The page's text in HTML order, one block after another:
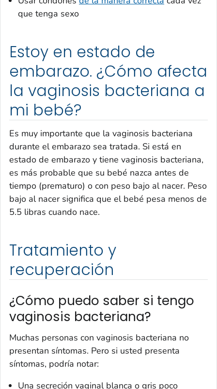
que tenga sexo
Estoy en estado de
embarazo. ¿Cómo afecta
la vaginosis bacteriana a
mi bebé?
Es muy importante que la vaginosis bacteriana
durante el embarazo sea tratada. Si está en
estado de embarazo y tiene vaginosis bacteriana,
es más probable que su bebé nazca antes de
tiempo (prematuro) o con peso bajo al nacer. Peso
bajo al nacer significa que el bebé pesa menos de
5.5 libras cuando nace.
Tratamiento y
recuperación
¿Cómo puedo saber si tengo
vaginosis bacteriana?
Muchas personas con vaginosis bacteriana no
presentan síntomas. Pero si usted presenta
síntomas, podría notar:
Una secreción vaginal blanca o gris poco